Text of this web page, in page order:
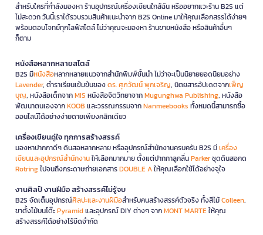
สำหรับใครที่กำลังมองหา ร้านอุปกรณ์เครื่องเขียนใกล้ฉัน หรืออยากแวะร้าน B2S แต่
ไม่สะดวก วันนี้เราได้รวบรวมสินค้าแนะนำจาก B2S Online มาให้คุณเลือกสรรได้ง่ายๆ
พร้อมตอบโจทย์ทุกไลฟ์สไตล์ ไม่ว่าคุณจะมองหา ร้านขายหนังสือ หรือสินค้าอื่นๆ
ก็ตาม
หนังสือหลากหลายสไตล์
B2S มีหนังสือหลากหลายแนวจากสำนักพิมพ์ชั้นนำ ไม่ว่าจะเป็นนิยายยอดนิยมอย่าง
Lavender, ตำราเรียนเข้มข้นของดร. ศุภวัฒน์ พุกเจริญ, นิตยสารอัปเดตจากเพ็ญ
บุญ, หนังสือเด็กจากMIS หนังสือจิตวิทยาจากMugunghwa Publishing, หนังสือ
พัฒนาตนเองจากKOOB และวรรณกรรมจากNanmeebooks ทั้งหมดนี้สามารถซื้อ
ออนไลน์ได้อย่างง่ายดายเพียงคลิกเดียว
เครื่องเขียนคู่ใจ ทุกการสร้างสรรค์
มองหาปากกาดีๆ ดินสอหลากหลาย หรืออุปกรณ์สำนักงานครบครัน B2S มีเครื่อง
เขียนและอุปกรณ์สำนักงานให้เลือกมากมาย ตั้งแต่ปากกาลูกลื่นParkerชุดดินสอกด
Rotringไปจนถึงกระดาษถ่ายเอกสารDOUBLE Aให้คุณเลือกใช้ได้อย่างจุใจ
งานศิลป์ งานฝีมือ สร้างสรรค์ไม่รู้จบ
B2S จัดเต็มอุปกรณ์ศิลปะและงานฝีมือสำหรับคนสร้างสรรค์ตัวจริง ทั้งสีไม้Colleen,
ขาตั้งไม้บนโต๊ะPyramidและอุปกรณ์ DIY ต่างๆ จากMONT MARTEให้คุณ
สร้างสรรค์ได้อย่างไร้ขีดจำกัด